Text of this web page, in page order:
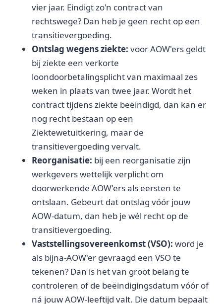
vier jaar. Eindigt zo'n contract van
rechtswege? Dan heb je geen recht op een
transitievergoeding.
Ontslag wegens ziekte: voor AOW'ers geldt
bij ziekte een verkorte
loondoorbetalingsplicht van maximaal zes
weken in plaats van twee jaar. Wordt het
contract tijdens ziekte beëindigd, dan kan er
nog recht bestaan op een
Ziektewetuitkering, maar de
transitievergoeding vervalt.
Reorganisatie: bij een reorganisatie zijn
werkgevers wettelijk verplicht om
doorwerkende AOW'ers als eersten te
ontslaan. Gebeurt dat ontslag vóór jouw
AOW-datum, dan heb je wél recht op de
transitievergoeding.
Vaststellingsovereenkomst (VSO): word je
als bijna-AOW'er gevraagd een VSO te
tekenen? Dan is het van groot belang te
controleren of de beëindigingsdatum vóór of
ná jouw AOW-leeftijd valt. Die datum bepaalt